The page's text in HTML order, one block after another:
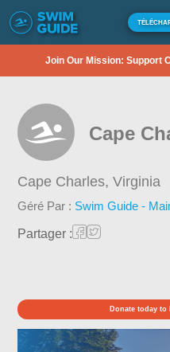
Join Our Mission: Support
Cape
Cape Charles,Virginia
Géré Par : Swim Guide -
Partager :
Donate today to